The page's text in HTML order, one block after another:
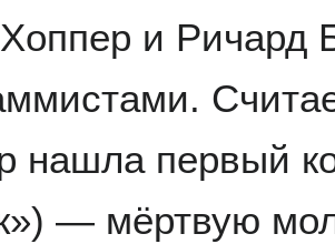
и Ричард
нашла первый
— мёртвую